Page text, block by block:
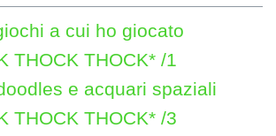
a cui ho giocato
THOCK THOCK* /1
e acquari spaziali
THOCK THOCK* /3